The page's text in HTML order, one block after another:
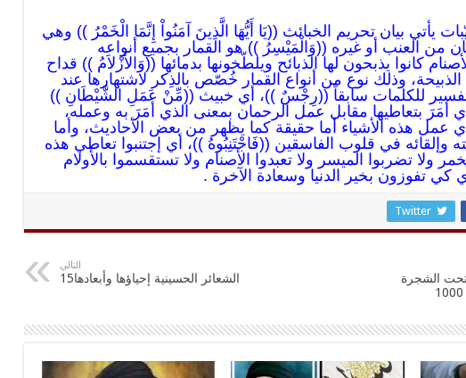
يأتي بيان تحريم الخبائث ((يَا أَيُّهَا الَّذِينَ آمَنُواْ إِنَّمَا الْخَمْرُ )) وهي
من العنب أو غيره ((وَالْمَيْسِرُ )) هو القمار بجميع أنواعه
كانوا يذبحون لها الذبائح ويلطّخونها بدمائها ((وَالأَزْلاَمُ )) قداح
وذلك نوع من أنواع القمار خُصّص بالذِكر لاشتهارها عند
للكلمات سابقاً ((رِجْسٌ ))، أي خبيث ((مِّنْ عَمَلِ الشَّيْطَانِ ))
أمَرَ بتعاطيها مقابل عمل الرحمان بمعنى الذي أمَرَ به وعمله،
عمل هذه الأشياء أما حقيقة كما يظهر من بعض الأحاديث، وأما
وإلقائه في قلوب الفاسقين ((فَاجْتَنِبُوهُ ))، أي إجتنبوا تعاطي هذه
ولا تضربوا الميسر ولا تعبدوا الأصنام ولا تستقسموا بالأولام
كي تفوزون بخير الدنيا وسعادة الآخرة .
Twitter
الشجرة
التالي
الشعائر الحسينية إحياؤها وأبعادها15